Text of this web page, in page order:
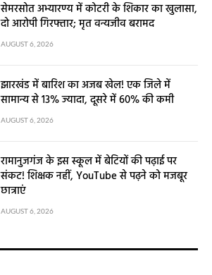
सेमरसोत अभ्यारण्य में कोटरी के शिकार का खुलासा,
दो आरोपी गिरफ्तार; मृत वन्यजीव बरामद
AUGUST 6, 2026
झारखंड में बारिश का अजब खेल! एक जिले में
सामान्य से 13% ज्यादा, दूसरे में 60% की कमी
AUGUST 6, 2026
रामानुजगंज के इस स्कूल में बेटियों की पढ़ाई पर
संकट! शिक्षक नहीं, YouTube से पढ़ने को मजबूर
छात्राएं
AUGUST 6, 2026